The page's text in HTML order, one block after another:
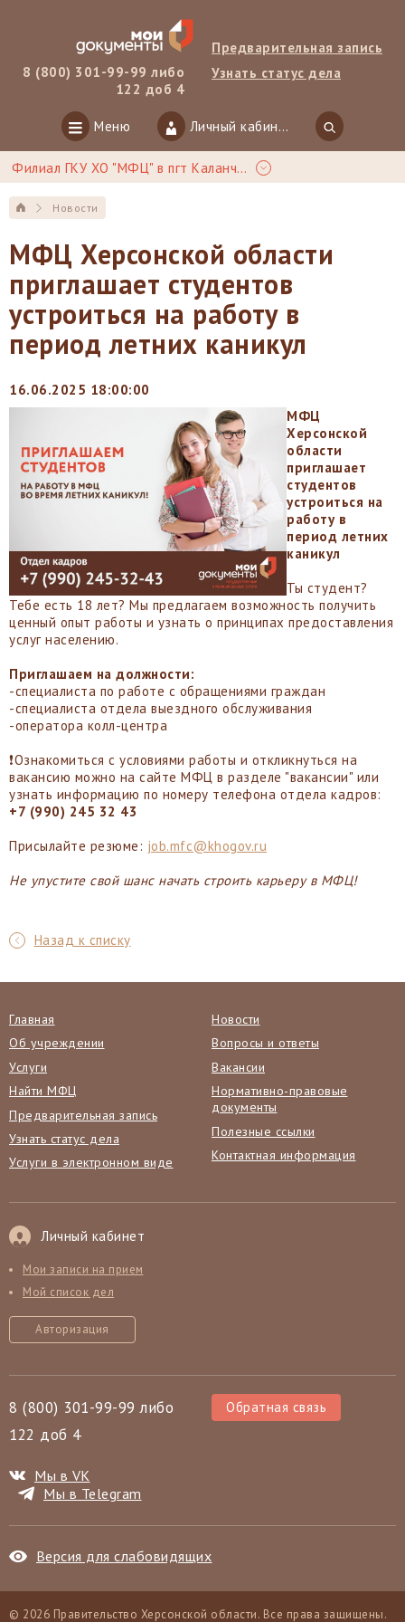
8 (800) 301-99-99 либо
122 доб 4
Предварительная запись
Узнать статус дела
Меню Личный кабинет
Филиал ГКУ ХО "МФЦ" в пгт Каланчак
Новости
МФЦ Херсонской области
приглашает студентов
устроиться на работу в
период летних каникул
16.06.2025 18:00:00
МФЦ
Херсонской
области
приглашает
студентов
устроиться на
работу в
период летних
каникул
Ты студент?
Тебе есть 18 лет? Мы предлагаем возможность получить
ценный опыт работы и узнать о принципах предоставления
услуг населению.
Приглашаем на должности:
-специалиста по работе с обращениями граждан
-специалиста отдела выездного обслуживания
-оператора колл-центра
❗️Ознакомиться с условиями работы и откликнуться на
вакансию можно на сайте МФЦ в разделе "вакансии" или
узнать информацию по номеру телефона отдела кадров:
+7 (990) 245 32 43
Присылайте резюме: job.mfc@khogov.ru
Не упустите свой шанс начать строить карьеру в МФЦ!
Назад к списку
Главная
Об учреждении
Услуги
Найти МФЦ
Предварительная запись
Узнать статус дела
Услуги в электронном виде
Новости
Вопросы и ответы
Вакансии
Нормативно-правовые
документы
Полезные ссылки
Контактная информация
Личный кабинет
Мои записи на прием
Мой список дел
Авторизация
8 (800) 301-99-99 либо
122 доб 4
Обратная связь
Мы в VK
Мы в Telegram
Версия для слабовидящих
© 2026 Правительство Херсонской области. Все права защищены.